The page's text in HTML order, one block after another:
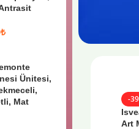
₺
Ünitesi,
Mat
-
Art